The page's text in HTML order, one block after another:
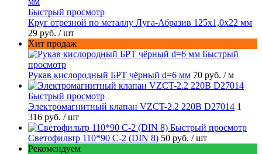
Быстрый просмотр
Круг отрезной по металлу Луга-Абразив 125x1,0x22 мм
29 руб. / шт
Хит продаж
Быстрый
просмотр
Рукав кислородный БРТ чёрный d=6 мм 70 руб. / м
Быстрый просмотр
Электромагнитный клапан VZCT-2.2 220В D27014 1
316 руб. / шт
Быстрый просмотр
Светофильтр 110*90 С-2 (DIN 8) 50 руб. / шт
Рекомендуем